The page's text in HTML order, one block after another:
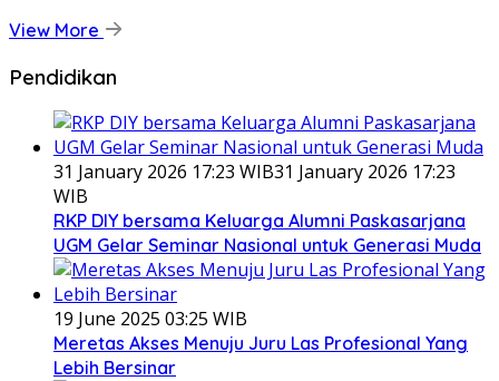
View More
Pendidikan
31 January 2026 17:23 WIB31 January 2026 17:23
WIB
RKP DIY bersama Keluarga Alumni Paskasarjana
UGM Gelar Seminar Nasional untuk Generasi Muda
19 June 2025 03:25 WIB
Meretas Akses Menuju Juru Las Profesional Yang
Lebih Bersinar